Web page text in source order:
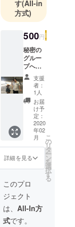
代半ばを爆
進中
す(All-in
方式)
500円
秘密の
グルー
プへの
招待
（LINE
のオー
プン
チャッ
トにて
グルー
プ作
成） 面
白いこ
と一緒
に作り
ましょ
う！ メ
リッ
ト ：
ネタを
早く見
れる、
支援
者：
1人
お届
け予
定：
2020
年02
月
詳細を見る
こ
の
リ
タ
ー
ン
を
選
択
す
る
このプロ
ジェクト
は、 All-In方
式です。